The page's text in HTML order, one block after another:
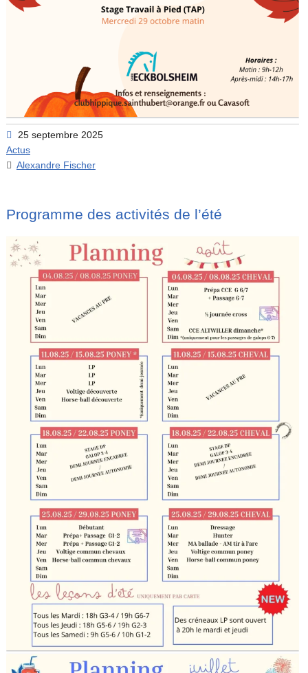
25 septembre 2025
Actus
Alexandre Fischer
Programme des activités de l’été